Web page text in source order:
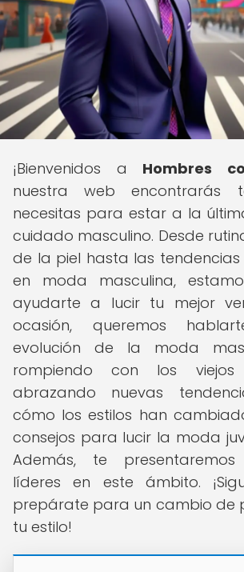
¡Bienvenidos a Hombres
nuestra web
necesitas para estar a la
cuidado masculino. Desde
de la piel hasta las
en moda masculina,
ayudarte a lucir tu mejor
ocasión, queremos
evolución de la moda
rompiendo con los
abrazando nuevas
cómo los estilos han
consejos para lucir la moda
Además, te
líderes en este ámbito.
prepárate para un cambio de
tu estilo!